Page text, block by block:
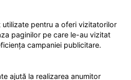
pentru a oferi vizitatorilor
paginilor pe care le-au vizitat
campaniei publicitare.
ajută la realizarea anumitor